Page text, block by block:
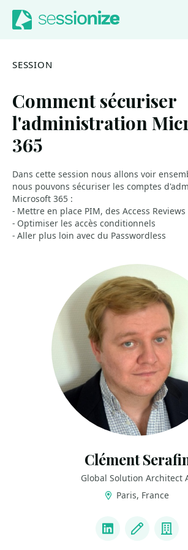
Jump to navigation
Jump to content
SESSION
Comment sécuriser
l'administration
365
Dans cette session nous allons voir
nous pouvons sécuriser les comptes
Microsoft 365 :
- Mettre en place PIM, des Access Reviews
- Optimiser les accès conditionnels
- Aller plus loin avec du Passwordless
Clément
Global Solution Architect
Paris, France
LinkedInBlog